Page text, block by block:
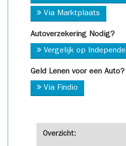
Overzicht:
Via Marktplaats
Autoverzekering Nodig?
Vergelijk op
Geld Lenen voor een Auto?
Via Findio